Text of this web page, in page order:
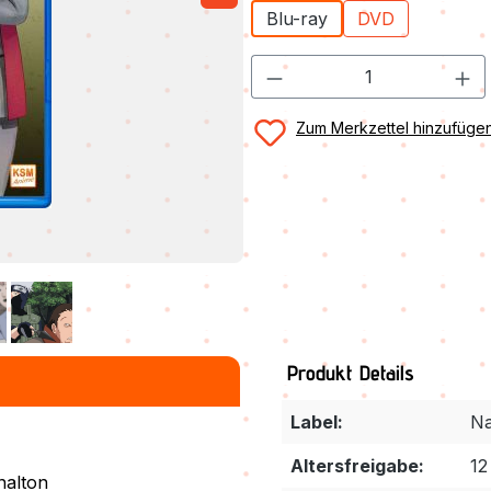
Blu-ray DVD
Zum Merkzettel
Produkt Details
Label:
Altersfreigabe:
12